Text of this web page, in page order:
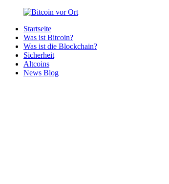
Zurück
Inhalt
Bitcoin
Bitcoins
deiner
Region
Startseite
Was ist Bitcoin?
Was ist die Blockchain?
Sicherheit
Altcoins
News Blog